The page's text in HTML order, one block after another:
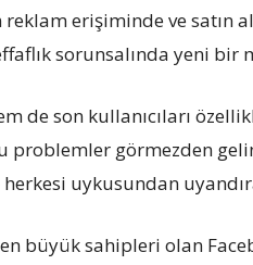
erişiminde ve satın
sorunsalında yeni bir
de son kullanıcıları
problemler görmezden
uykusundan
büyük sahipleri olan